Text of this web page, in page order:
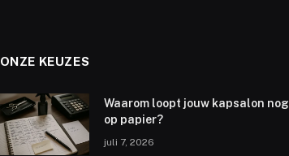
ONZE KEUZES
Waarom loopt jouw kapsalon nog
op papier?
juli 7, 2026